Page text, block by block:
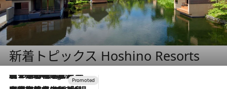
新着トピックス Hoshino Resorts
8 Hours Ago
【トンボの足水浴】ヒノキの香りに包まれて涼感マックス！約13℃の湧水かけ流しを避暑地「星野温泉 トンボの湯」で体験